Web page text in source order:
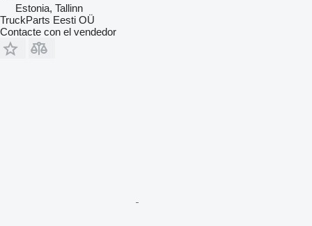
Estonia, Tallinn
TruckParts Eesti OÜ
Contacte con el vendedor